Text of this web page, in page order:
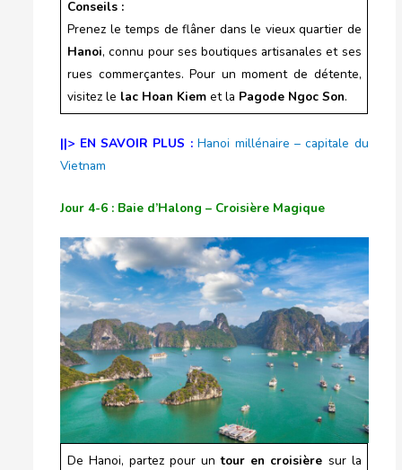
Conseils :
Prenez le temps de flâner dans le vieux quartier de
Hanoi, connu pour ses boutiques artisanales et ses
rues commerçantes. Pour un moment de détente,
visitez le lac Hoan Kiem et la Pagode Ngoc Son.
||> EN SAVOIR PLUS : Hanoi millénaire – capitale du
Vietnam
Jour 4-6 : Baie d’Halong – Croisière Magique
De Hanoi, partez pour untour en croisière sur la